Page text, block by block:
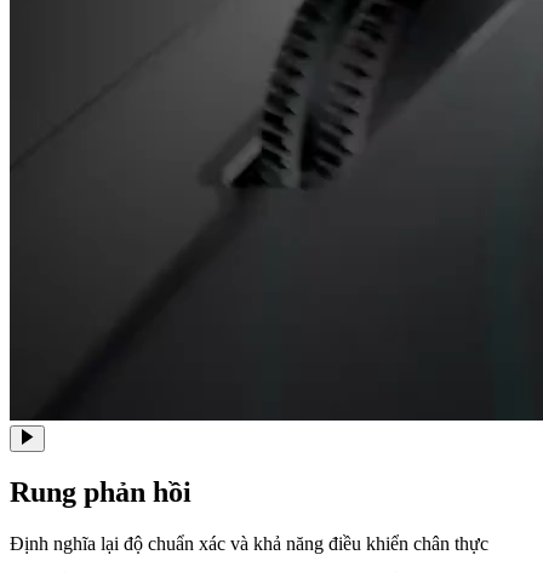
Rung phản hồi
Định nghĩa lại độ chuẩn xác và khả năng điều khiển chân thực